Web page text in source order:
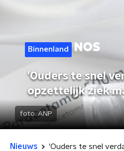
Binnenland
'Ouders te snel
opzettelijk ziek
foto: ANP
Nieuws